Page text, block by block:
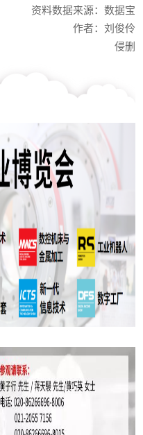
资料数据来源：数据宝
作者：刘俊伶
侵删